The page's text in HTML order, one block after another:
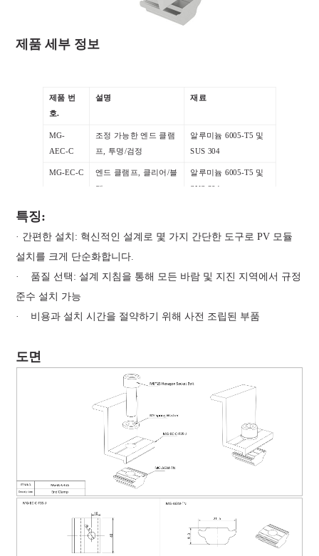
제품 세부 정보
제품 번
호.
설명 재료
MG-
AEC-C
조정 가능한 엔드 클램
프, 투명/검정
알루미늄 6005-T5 및
SUS 304
MG-EC-C
엔드 클램프, 클리어/블
랙
알루미늄 6005-T5 및
SUS 304
특징:
· 간편한 설치: 혁신적인 설계로 몇 가지 간단한 도구로 PV 모듈
설치를 크게 단순화합니다.
· 품질 선택: 설계 지침을 통해 모든 바람 및 지진 지역에서 규정
준수 설치 가능
·
비용과 설치 시간을 절약하기 위해 사전 조립된 부품
도면